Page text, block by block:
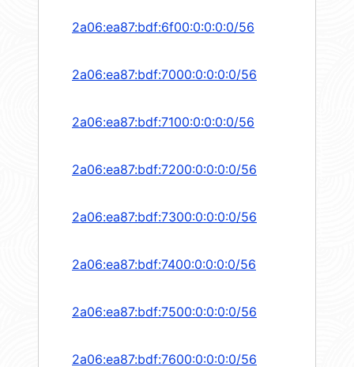
2a06:ea87:bdf:6f00:0:0:0:0/56
2a06:ea87:bdf:7000:0:0:0:0/56
2a06:ea87:bdf:7100:0:0:0:0/56
2a06:ea87:bdf:7200:0:0:0:0/56
2a06:ea87:bdf:7300:0:0:0:0/56
2a06:ea87:bdf:7400:0:0:0:0/56
2a06:ea87:bdf:7500:0:0:0:0/56
2a06:ea87:bdf:7600:0:0:0:0/56